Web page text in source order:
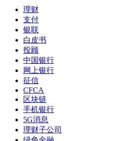
理财
支付
银联
白皮书
投顾
中国银行
网上银行
征信
CFCA
区块链
手机银行
5G消息
理财子公司